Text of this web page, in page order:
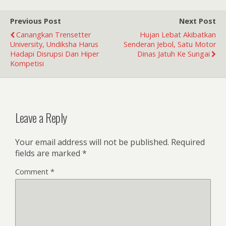
Previous Post
Canangkan Trensetter
University, Undiksha Harus
Hadapi Disrupsi Dan Hiper
Kompetisi
Next Post
Hujan Lebat Akibatkan
Senderan Jebol, Satu Motor
Dinas Jatuh Ke Sungai
Leave a Reply
Your email address will not be published. Required
fields are marked *
Comment *